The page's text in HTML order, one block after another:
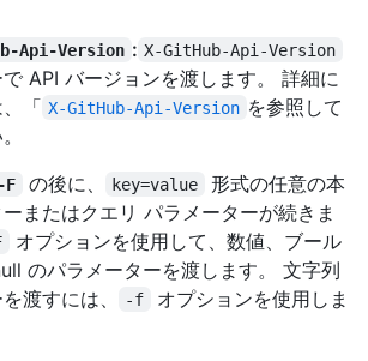
Api-Version : X-GitHub-Api-Version
API バージョンを渡します。 詳細に
「 X-GitHub-Api-Version を参照して
-F の後に、 key=value
形式の任意の本
またはクエリ パラメーターが続きま
オプションを使用して、数値、ブール
のパラメーターを渡します。 文字列
渡すには、
-f
オプションを使用しま